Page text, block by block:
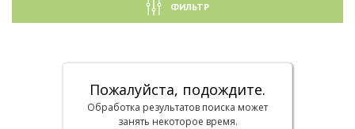
ФИЛЬТР
Пожалуйста, подождите.
Обработка результатов поиска может
занять некоторое время.